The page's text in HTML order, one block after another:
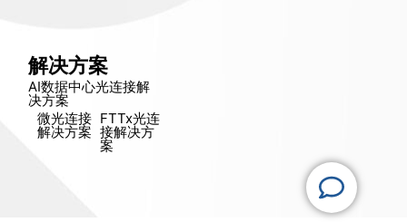
解决方案
AI数据中心光连接解
决方​​案
微光连接
解决方​​案
FTTx光连
接解决方​​
案